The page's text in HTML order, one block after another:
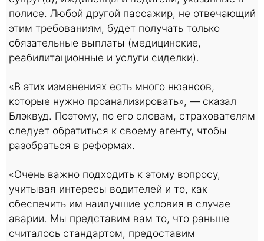
полисе. Любой другой пассажир, не отвечающий
этим требованиям, будет получать только
обязательные выплаты (медицинские,
реабилитационные и услуги сиделки).
«В этих изменениях есть много нюансов,
которые нужно проанализировать», — сказал
Блэквуд. Поэтому, по его словам, страхователям
следует обратиться к своему агенту, чтобы
разобраться в реформах.
«Очень важно подходить к этому вопросу,
учитывая интересы водителей и то, как
обеспечить им наилучшие условия в случае
аварии. Мы представим вам то, что раньше
считалось стандартом, предоставим